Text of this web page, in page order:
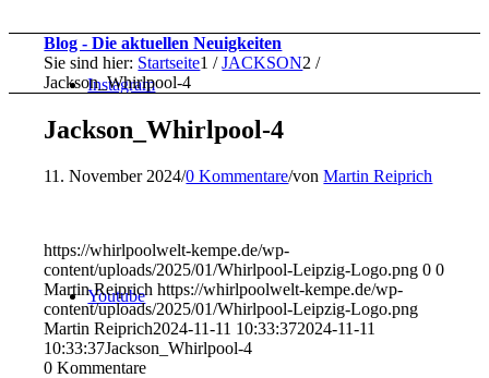
Instagram
Youtube
Blog - Die aktuellen Neuigkeiten
Sie sind hier: Startseite1 / JACKSON2 /
Jackson_Whirlpool-4
Jackson_Whirlpool-4
11. November 2024/0 Kommentare/vonMartin Reiprich
https://whirlpoolwelt-kempe.de/wp-
content/uploads/2025/01/Whirlpool-Leipzig-Logo.png 0 0
Martin Reiprich https://whirlpoolwelt-kempe.de/wp-
content/uploads/2025/01/Whirlpool-Leipzig-Logo.png
Martin Reiprich2024-11-11 10:33:372024-11-11
10:33:37Jackson_Whirlpool-4
0 Kommentare